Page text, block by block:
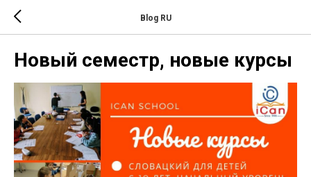
Blog RU
Новый семестр, новые курсы